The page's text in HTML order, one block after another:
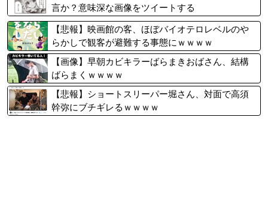
言か？意味深な画像をツイートする
【悲報】映画館の客、ほぼバイオテロレベルのや
らかしで観客が避難する事態にｗｗｗｗ
【画像】早朝カビキラーばらまきおばさん、結構
ばらまくｗｗｗｗ
【悲報】ショートスリーパー堀さん、対面で高須
幹弥にブチギレるｗｗｗｗ